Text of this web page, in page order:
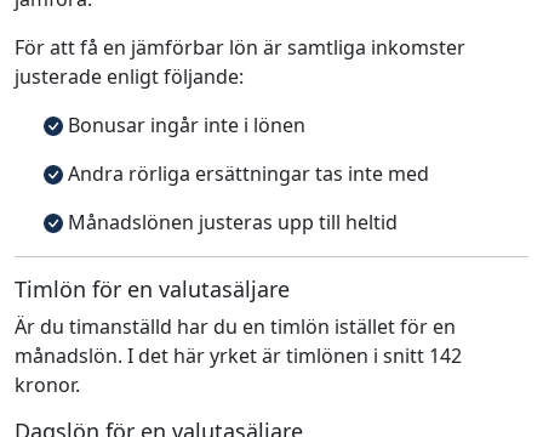
För att få en jämförbar lön är samtliga inkomster
justerade enligt följande:
Bonusar ingår inte i lönen
Andra rörliga ersättningar tas inte med
Månadslönen justeras upp till heltid
Timlön för en valutasäljare
Är du timanställd har du en timlön istället för en
månadslön. I det här yrket är timlönen i snitt 142
kronor.
Dagslön för en valutasäljare